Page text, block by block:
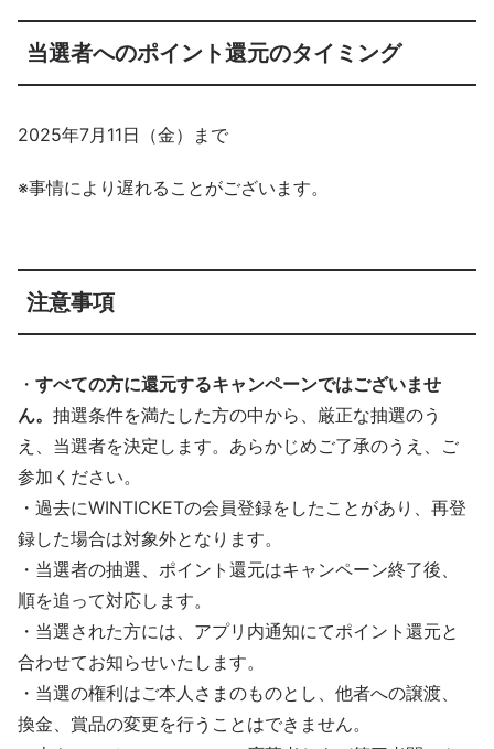
当選者へのポイント還元のタイミング
2025年7月11日（金）まで
※事情により遅れることがございます。
注意事項
・ すべての方に還元するキャンペーンではございませ
ん。 抽選条件を満たした方の中から、厳正な抽選のう
え、当選者を決定します。あらかじめご了承のうえ、ご
参加ください。
・過去にWINTICKETの会員登録をしたことがあり、再登
録した場合は対象外となります。
・当選者の抽選、ポイント還元はキャンペーン終了後、
順を追って対応します。
・当選された方には、アプリ内通知にてポイント還元と
合わせてお知らせいたします。
・当選の権利はご本人さまのものとし、他者への譲渡、
換金、賞品の変更を行うことはできません。